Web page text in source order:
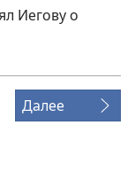
Иегову о
Далее